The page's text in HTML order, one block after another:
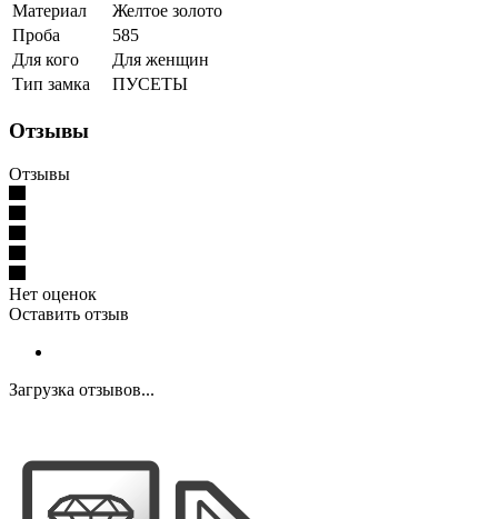
Материал
Желтое золото
Проба
585
Для кого
Для женщин
Тип замка
ПУСЕТЫ
Отзывы
Отзывы
Нет оценок
Оставить отзыв
Загрузка отзывов...